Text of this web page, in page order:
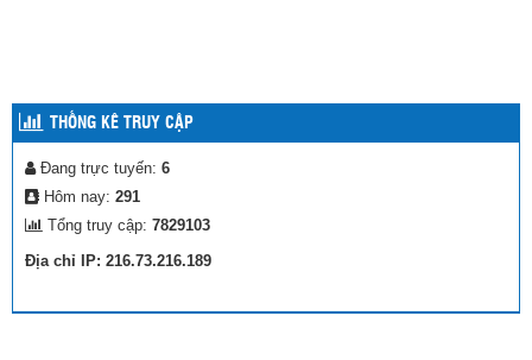
THỐNG KÊ TRUY CẬP
Đang trực tuyến: 6
Hôm nay: 291
Tổng truy cập: 7829103
Địa chỉ IP: 216.73.216.189